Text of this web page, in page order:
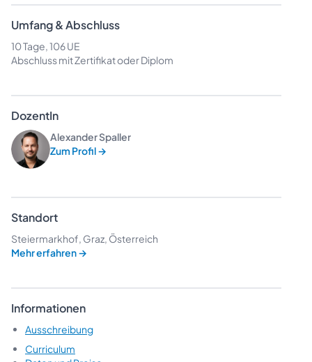
Umfang & Abschluss
10 Tage, 106 UE
Abschluss mit Zertifikat oder Diplom
DozentIn
Alexander Spaller
Zum Profil→
Standort
Steiermarkhof, Graz, Österreich
Mehr erfahren→
Informationen
Ausschreibung
Curriculum